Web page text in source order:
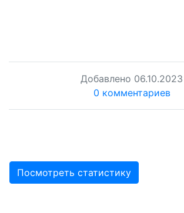
Добавлено 06.10.2023
0 комментариев
Посмотреть статистику